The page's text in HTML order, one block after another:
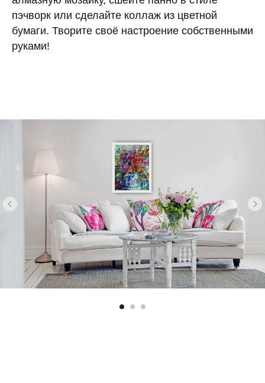
пэчворк или сделайте коллаж из цветной
бумаги. Творите своё настроение собственными
руками!